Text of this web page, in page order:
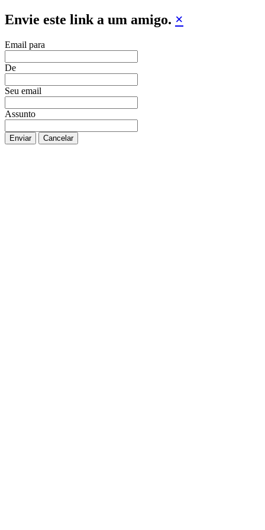
Envie este link a um amigo. ×
Email para
De
Seu email
Assunto
Enviar Cancelar